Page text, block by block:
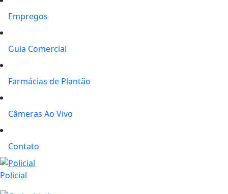
Empregos
Guia Comercial
Farmácias de Plantão
Câmeras Ao Vivo
Contato
Policial